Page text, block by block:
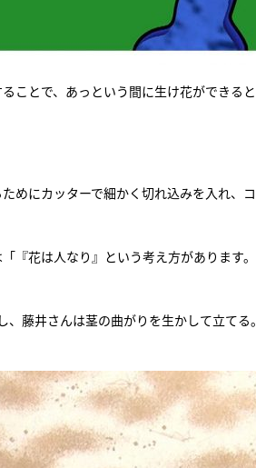
ことで、あっという間に生け花ができると
めにカッターで細かく切れ込みを入れ、コ
『花は人なり』という考え方があります。
藤井さんは茎の曲がりを生かして立てる。